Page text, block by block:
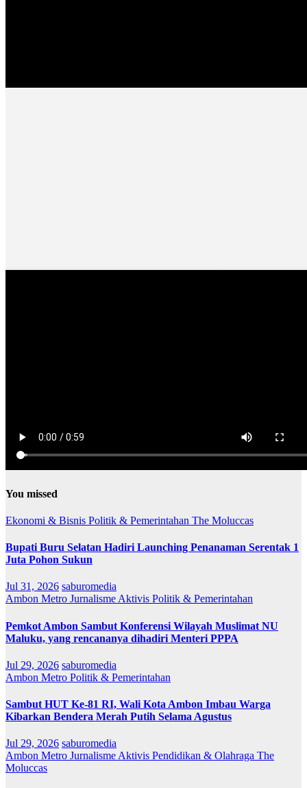
You missed
Ekonomi & Bisnis Politik & Pemerintahan The Moluccas
Bupati Buru Selatan Hadiri Launching Penanaman Serentak 1
Juta Pohon Sukun
Jul 31, 2026 saburomedia
Ambon Metro Jurnalisme Aktivis Politik & Pemerintahan
Pemkot Ambon Sambut Konferensi Wilayah Muslimat NU
Maluku, yang rencananya dihadiri Menteri PPPA
Jul 29, 2026 saburomedia
Ambon Metro Politik & Pemerintahan
Sambut HUT Ke-81 RI, Wali Kota Ambon Imbau Warga
Kibarkan Bendera Merah Putih Selama Agustus
Jul 29, 2026 saburomedia
Ambon Metro Jurnalisme Aktivis Pendidikan & Olahraga The
Moluccas